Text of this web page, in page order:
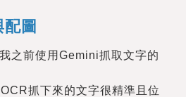
圖
之前使用Gemini抓取文字的
抓下來的文字很精準且位